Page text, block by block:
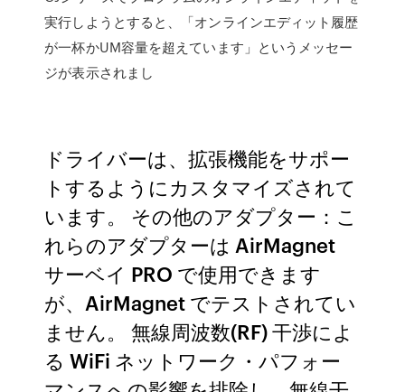
実行しようとすると、「オンラインエディット履歴
が一杯かUM容量を超えています」というメッセー
ジが表示されまし
ドライバーは、拡張機能をサポー
トするようにカスタマイズされて
います。 その他のアダプター：こ
れらのアダプターは AirMagnet
サーベイ PRO で使用できます
が、AirMagnet でテストされてい
ません。 無線周波数(RF) 干渉によ
る WiFi ネットワーク・パフォー